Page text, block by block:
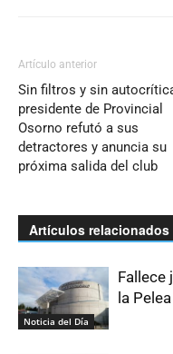
Artículo anterior
Sin filtros y sin
presidente de Provincial
Osorno refutó a sus
detractores y anuncia su
próxima salida del club
Artículos relacionados
Noticia del Día
Fallece
la